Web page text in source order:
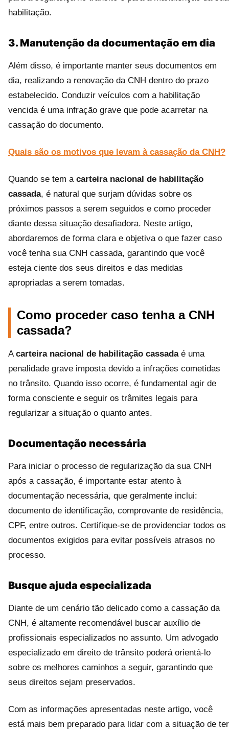
habilitação.
3. Manutenção da documentação em dia
Além disso, é importante manter seus documentos em
dia, realizando a renovação da CNH dentro do prazo
estabelecido. Conduzir veículos com a habilitação
vencida é uma infração grave que pode acarretar na
cassação do documento.
Quais são os motivos que levam à cassação da CNH?
Quando se tem a carteira nacional de habilitação
cassada, é natural que surjam dúvidas sobre os
próximos passos a serem seguidos e como proceder
diante dessa situação desafiadora. Neste artigo,
abordaremos de forma clara e objetiva o que fazer caso
você tenha sua CNH cassada, garantindo que você
esteja ciente dos seus direitos e das medidas
apropriadas a serem tomadas.
Como proceder caso tenha a CNH
cassada?
Acarteira nacional de habilitação cassadaé uma
penalidade grave imposta devido a infrações cometidas
no trânsito. Quando isso ocorre, é fundamental agir de
forma consciente e seguir os trâmites legais para
regularizar a situação o quanto antes.
Documentação necessária
Para iniciar o processo de regularização da sua CNH
após a cassação, é importante estar atento à
documentação necessária, que geralmente inclui:
documento de identificação, comprovante de residência,
CPF, entre outros. Certifique-se de providenciar todos os
documentos exigidos para evitar possíveis atrasos no
processo.
Busque ajuda especializada
Diante de um cenário tão delicado como a cassação da
CNH, é altamente recomendável buscar auxílio de
profissionais especializados no assunto. Um advogado
especializado em direito de trânsito poderá orientá-lo
sobre os melhores caminhos a seguir, garantindo que
seus direitos sejam preservados.
Com as informações apresentadas neste artigo, você
está mais bem preparado para lidar com a situação de ter